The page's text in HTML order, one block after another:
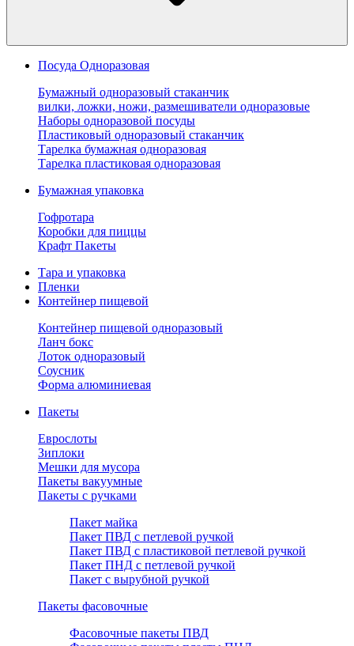
Посуда Одноразовая
Бумажный одноразовый стаканчик
вилки, ложки, ножи, размешиватели одноразовые
Наборы одноразовой посуды
Пластиковый одноразовый стаканчик
Тарелка бумажная одноразовая
Тарелка пластиковая одноразовая
Бумажная упаковка
Гофротара
Коробки для пиццы
Крафт Пакеты
Тара и упаковка
Пленки
Контейнер пищевой
Контейнер пищевой одноразовый
Ланч бокс
Лоток одноразовый
Соусник
Форма алюминиевая
Пакеты
Еврослоты
Зиплоки
Мешки для мусора
Пакеты вакуумные
Пакеты с ручками
Пакет майка
Пакет ПВД с петлевой ручкой
Пакет ПВД с пластиковой петлевой ручкой
Пакет ПНД с петлевой ручкой
Пакет с вырубной ручкой
Пакеты фасовочные
Фасовочные пакеты ПВД